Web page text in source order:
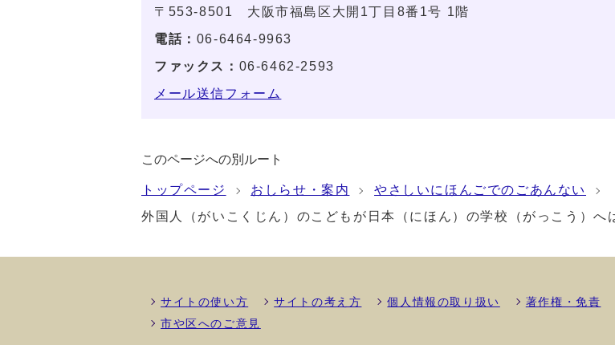
〒553-8501 大阪市福島区大開1丁目8番1号 1階
電話： 06-6464-9963
ファックス： 06-6462-2593
メール送信フォーム
このページへの別ルート
トップページ おしらせ・案内
やさしいにほんごでのごあんない
外国人（がいこくじん）のこどもが日本（にほん）の学校（がっこう）へ
サイトの使い方 サイトの考え方 個人情報の取り扱い 著作権・免責
市や区へのご意見